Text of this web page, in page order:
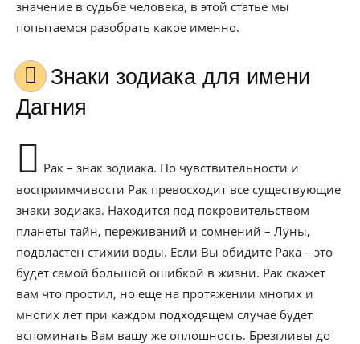
значение в судьбе человека, в этой статье мы
попытаемся разобрать какое именно.
Знаки зодиака для имени
Дагния
Рак – знак зодиака. По чувствительности и
восприимчивости Рак превосходит все существующие
знаки зодиака. Находится под покровительством
планеты тайн, переживаний и сомнений – Луны,
подвластен стихии воды. Если Вы обидите Рака – это
будет самой большой ошибкой в жизни. Рак скажет
вам что простил, но еще на протяжении многих и
многих лет при каждом подходящем случае будет
вспоминать Вам вашу же оплошность. Брезгливы до